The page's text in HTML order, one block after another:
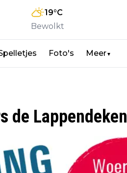
19°C
Bewolkt
Foto's Meer▼
de Lappendeken